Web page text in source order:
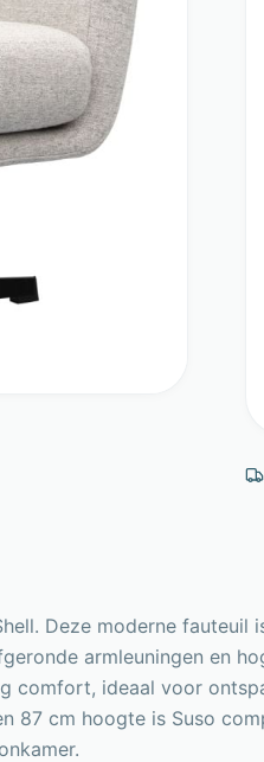
Deze moderne
armleuningen en
ideaal voor
87 cm hoogte is Suso